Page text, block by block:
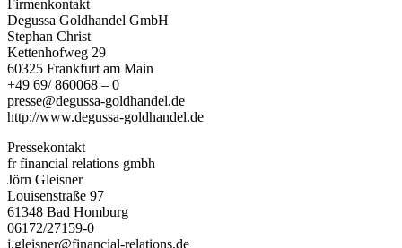
Firmenkontakt
Degussa Goldhandel GmbH
Stephan Christ
Kettenhofweg 29
60325 Frankfurt am Main
+49 69/ 860068 – 0
presse@degussa-goldhandel.de
http://www.degussa-goldhandel.de
Pressekontakt
fr financial relations gmbh
Jörn Gleisner
Louisenstraße 97
61348 Bad Homburg
06172/27159-0
j.gleisner@financial-relations.de